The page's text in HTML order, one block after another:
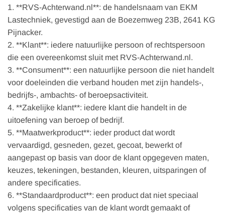
1. **RVS-Achterwand.nl**: de handelsnaam van EKM
Lastechniek, gevestigd aan de Boezemweg 23B, 2641 KG
Pijnacker.
2. **Klant**: iedere natuurlijke persoon of rechtspersoon
die een overeenkomst sluit met RVS-Achterwand.nl.
3. **Consument**: een natuurlijke persoon die niet handelt
voor doeleinden die verband houden met zijn handels-,
bedrijfs-, ambachts- of beroepsactiviteit.
4. **Zakelijke klant**: iedere klant die handelt in de
uitoefening van beroep of bedrijf.
5. **Maatwerkproduct**: ieder product dat wordt
vervaardigd, gesneden, gezet, gecoat, bewerkt of
aangepast op basis van door de klant opgegeven maten,
keuzes, tekeningen, bestanden, kleuren, uitsparingen of
andere specificaties.
6. **Standaardproduct**: een product dat niet speciaal
volgens specificaties van de klant wordt gemaakt of